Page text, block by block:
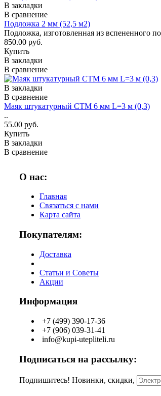
В закладки
В сравнение
Подложка 2 мм (52,5 м2)
Подложка, изготовленная из вспененного
850.00 руб.
Купить
В закладки
В сравнение
В закладки
В сравнение
Маяк штукатурный СТМ 6 мм L=3 м (0,3)
..
55.00 руб.
Купить
В закладки
В сравнение
О нас:
Главная
Связаться с нами
Карта сайта
Покупателям:
Доставка
Статьи и Советы
Акции
Информация
+7 (499) 390-17-36
+7 (906) 039-31-41
info@kupi-utepliteli.ru
Подписаться на рассылку:
Подпишитесь! Новинки, скидки,